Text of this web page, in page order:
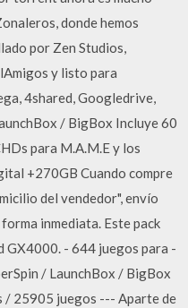
donde hemos
por Zen Studios,
y listo para
4shared, Googledrive,
/ BigBox Incluye 60
para M.A.M.E y los
+270GB Cuando compre
del vendedor", envío
inmediata. Este pack
GX4000. - 644 juegos para -
/ LaunchBox / BigBox
/ 25905 juegos --- Aparte de